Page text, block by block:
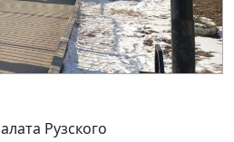
Рузского